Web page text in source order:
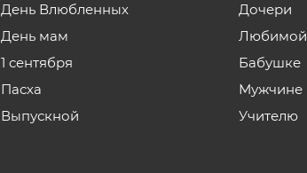
День Влюбленных
День мам
1 сентября
Пасха
Выпускной
Дочери
Любимой
Бабушке
Мужчине
Учителю